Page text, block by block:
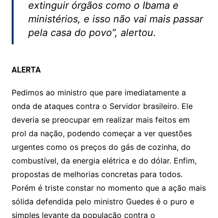
extinguir órgãos como o Ibama e
ministérios, e isso não vai mais passar
pela casa do povo”, alertou.
ALERTA
Pedimos ao ministro que pare imediatamente a
onda de ataques contra o Servidor brasileiro. Ele
deveria se preocupar em realizar mais feitos em
prol da nação, podendo começar a ver questões
urgentes como os preços do gás de cozinha, do
combustível, da energia elétrica e do dólar. Enfim,
propostas de melhorias concretas para todos.
Porém é triste constar no momento que a ação mais
sólida defendida pelo ministro Guedes é o puro e
simples levante da população contra o